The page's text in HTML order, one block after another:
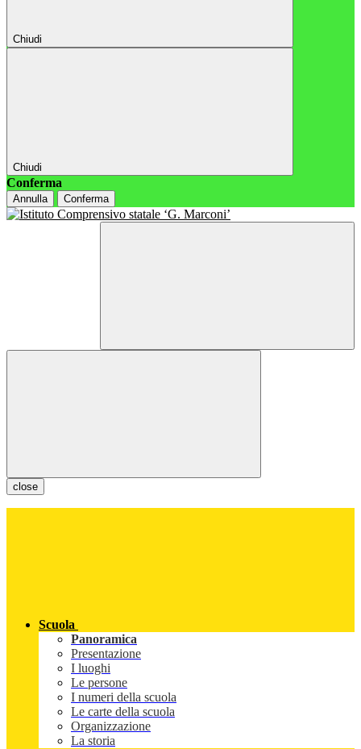
Chiudi
Chiudi
Conferma
Annulla Conferma
close
Scuola
Panoramica
Presentazione
I luoghi
Le persone
I numeri della scuola
Le carte della scuola
Organizzazione
La storia